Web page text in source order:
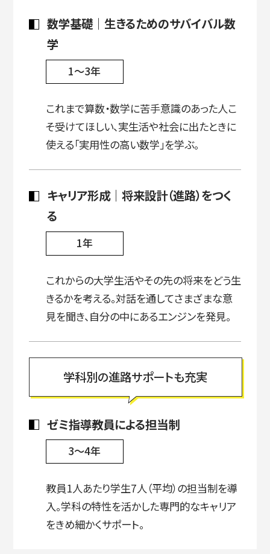
数学基礎｜生きるためのサバイバル数
学
1～3年
これまで算数・数学に苦手意識のあった人こ
そ受けてほしい、実生活や社会に出たときに
使える「実用性の高い数学」を学ぶ。
キャリア形成｜将来設計（進路）をつく
る
1年
これからの大学生活やその先の将来をどう生
きるかを考える。対話を通してさまざまな意
見を聞き、自分の中にあるエンジンを発見。
学科別の進路サポートも充実
ゼミ指導教員による担当制
3～4年
教員1人あたり学生7人（平均）の担当制を導
入。学科の特性を活かした専門的なキャリア
をきめ細かくサポート。